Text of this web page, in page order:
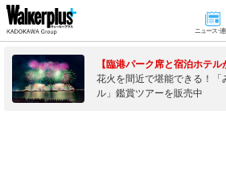
ニュース･
【臨港パーク席と宿泊ホテル
花火を間近で堪能できる！
ル」鑑賞ツアーを販売中